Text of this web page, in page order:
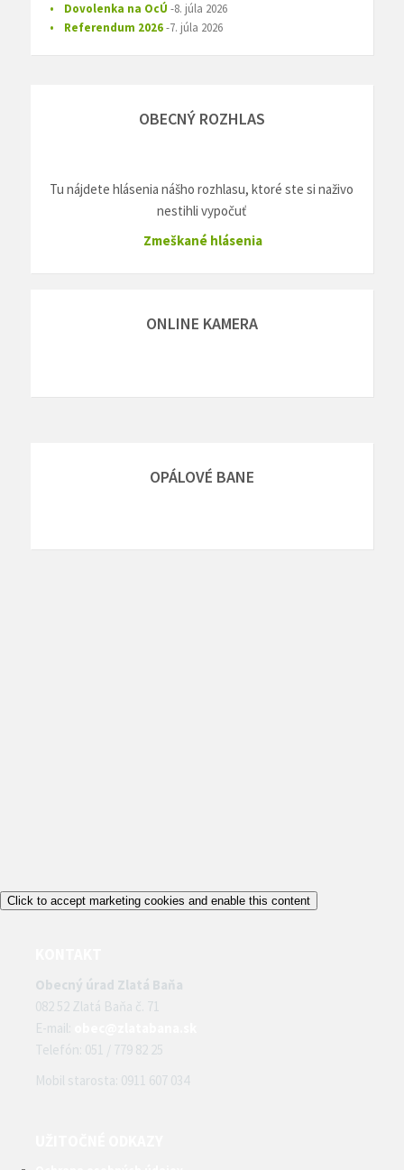
Dovolenka na OcÚ 8. júla 2026
Referendum 2026 7. júla 2026
OBECNÝ ROZHLAS
Tu nájdete hlásenia nášho rozhlasu, ktoré ste si naživo
nestihli vypočuť
Zmeškané hlásenia
ONLINE KAMERA
OPÁLOVÉ BANE
Click to accept marketing cookies and enable this content
Obecný úrad Zlatá Baňa
082 52 Zlatá Baňa č. 71
E-mail:
Telefón: 051 / 779 82 25
Mobil starosta: 0911 607 034